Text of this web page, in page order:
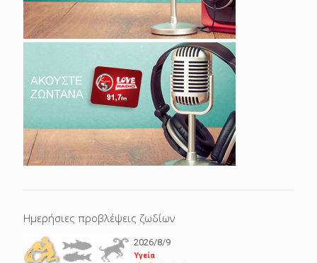
Ημερήσιες προβλέψεις ζωδίων
2026/8/9
Υγεία